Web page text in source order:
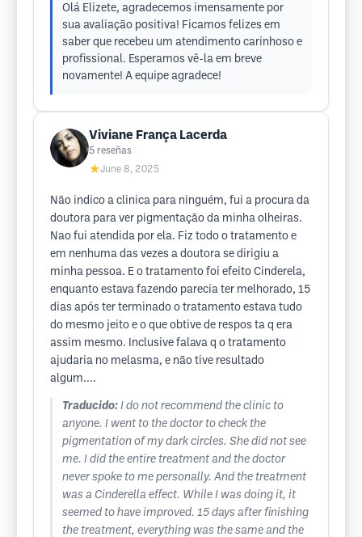
Olá Elizete, agradecemos imensamente por
sua avaliação positiva! Ficamos felizes em
saber que recebeu um atendimento carinhoso e
profissional. Esperamos vê-la em breve
novamente! A equipe agradece!
Viviane França Lacerda
5 reseñas
★June 8, 2025
Não indico a clinica para ninguém, fui a procura da
doutora para ver pigmentação da minha olheiras.
Nao fui atendida por ela. Fiz todo o tratamento e
em nenhuma das vezes a doutora se dirigiu a
minha pessoa. E o tratamento foi efeito Cinderela,
enquanto estava fazendo parecia ter melhorado, 15
dias após ter terminado o tratamento estava tudo
do mesmo jeito e o que obtive de respos ta q era
assim mesmo. Inclusive falava q o tratamento
ajudaria no melasma, e não tive resultado
algum....
Traducido: I do not recommend the clinic to
anyone. I went to the doctor to check the
pigmentation of my dark circles. She did not see
me. I did the entire treatment and the doctor
never spoke to me personally. And the treatment
was a Cinderella effect. While I was doing it, it
seemed to have improved. 15 days after finishing
the treatment, everything was the same and the